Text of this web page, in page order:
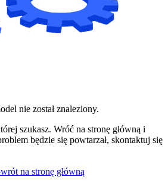
nie został znaleziony.
szukasz. Wróć na stronę główną i
będzie się powtarzał, skontaktuj się
na stronę główną